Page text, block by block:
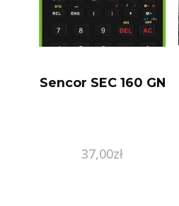
Sencor SEC 160 GN
37,00zł